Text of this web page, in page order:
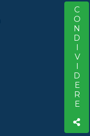
CONDIVIDERE